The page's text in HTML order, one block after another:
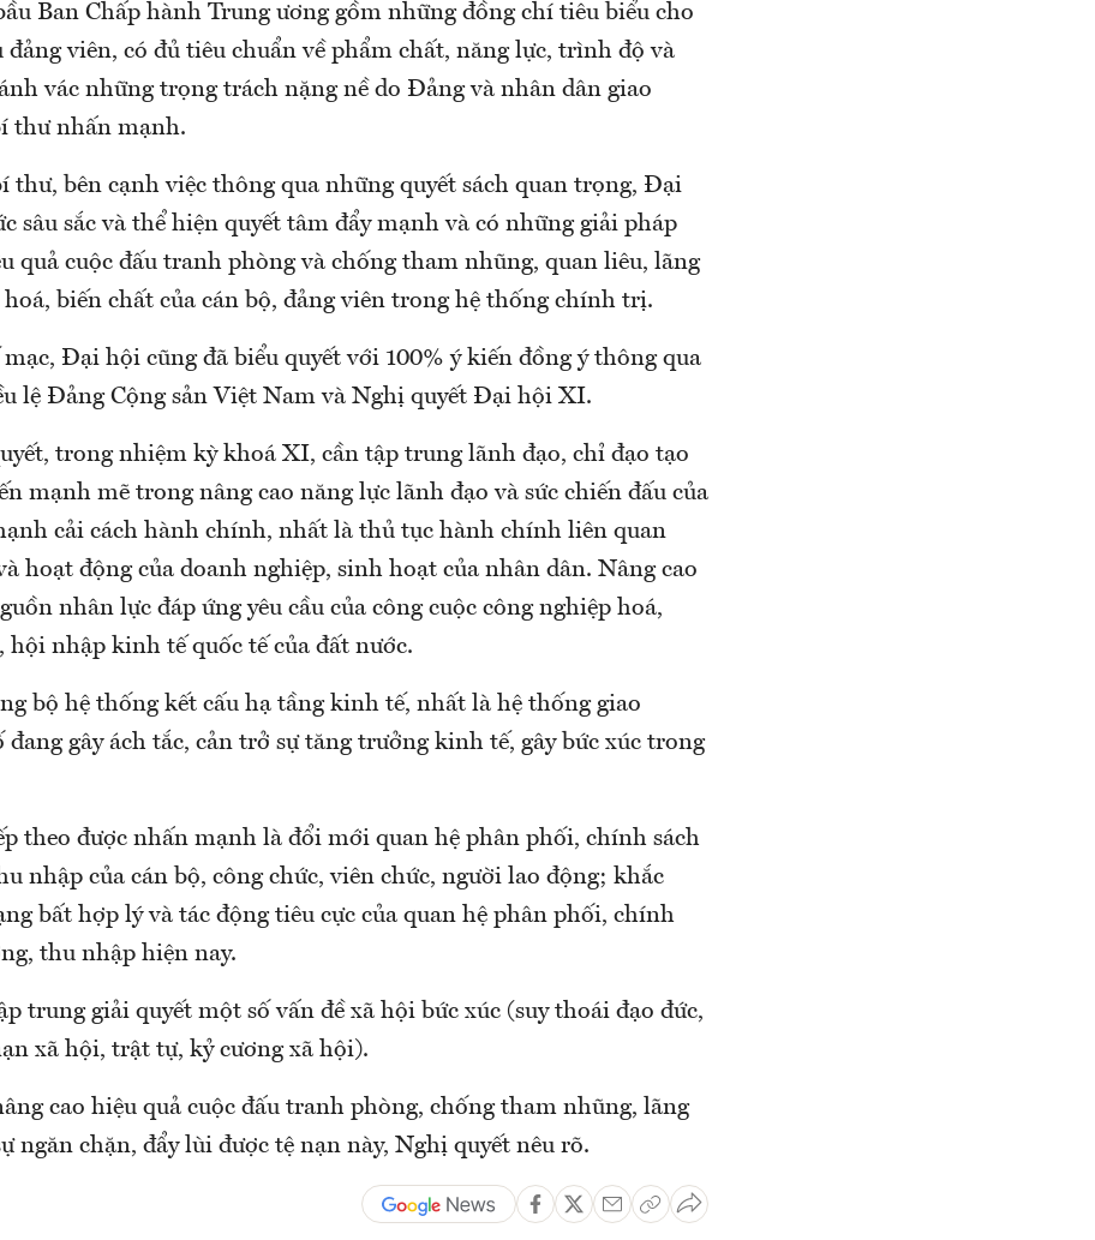
Ban Chấp hành Trung ương gồm những đồng chí tiêu biểu cho
đảng viên, có đủ tiêu chuẩn về phẩm chất, năng lực, trình độ và
vác những trọng trách nặng nề do Đảng và nhân dân giao
thư nhấn mạnh.
thư, bên cạnh việc thông qua những quyết sách quan trọng, Đại
sâu sắc và thể hiện quyết tâm đẩy mạnh và có những giải pháp
quả cuộc đấu tranh phòng và chống tham nhũng, quan liêu, lãng
biến chất của cán bộ, đảng viên trong hệ thống chính trị.
Đại hội cũng đã biểu quyết với 100% ý kiến đồng ý thông qua
lệ Đảng Cộng sản Việt Nam và Nghị quyết Đại hội XI.
trong nhiệm kỳ khoá XI, cần tập trung lãnh đạo, chỉ đạo tạo
mạnh mẽ trong nâng cao năng lực lãnh đạo và sức chiến đấu của
cải cách hành chính, nhất là thủ tục hành chính liên quan
hoạt động của doanh nghiệp, sinh hoạt của nhân dân. Nâng cao
nhân lực đáp ứng yêu cầu của công cuộc công nghiệp hoá,
hội nhập kinh tế quốc tế của đất nước.
bộ hệ thống kết cấu hạ tầng kinh tế, nhất là hệ thống giao
đang gây ách tắc, cản trở sự tăng trưởng kinh tế, gây bức xúc trong
theo được nhấn mạnh là đổi mới quan hệ phân phối, chính sách
nhập của cán bộ, công chức, viên chức, người lao động; khắc
bất hợp lý và tác động tiêu cực của quan hệ phân phối, chính
thu nhập hiện nay.
trung giải quyết một số vấn đề xã hội bức xúc (suy thoái đạo đức,
xã hội, trật tự, kỷ cương xã hội).
cao hiệu quả cuộc đấu tranh phòng, chống tham nhũng, lãng
ngăn chặn, đẩy lùi được tệ nạn này, Nghị quyết nêu rõ.